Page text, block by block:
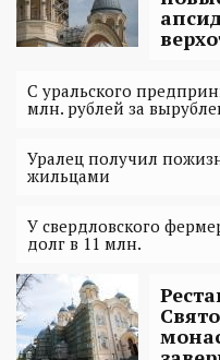
С уральского
млн. рублей за
Уралец получил
жильцами
У свердловского
долг в 11 млн.